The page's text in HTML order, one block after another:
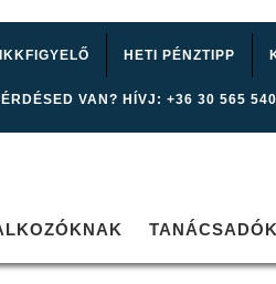
HETI PÉNZTIPP
VAN? HÍVJ: +36 30 565